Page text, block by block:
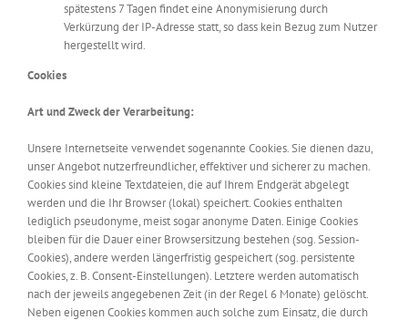
spätestens 7 Tagen findet eine Anonymisierung durch
Verkürzung der IP-Adresse statt, so dass kein Bezug zum Nutzer
hergestellt wird.
Cookies
Art und Zweck der Verarbeitung:
Unsere Internetseite verwendet sogenannte Cookies. Sie dienen dazu,
unser Angebot nutzerfreundlicher, effektiver und sicherer zu machen.
Cookies sind kleine Textdateien, die auf Ihrem Endgerät abgelegt
werden und die Ihr Browser (lokal) speichert. Cookies enthalten
lediglich pseudonyme, meist sogar anonyme Daten. Einige Cookies
bleiben für die Dauer einer Browsersitzung bestehen (sog. Session-
Cookies), andere werden längerfristig gespeichert (sog. persistente
Cookies, z. B. Consent-Einstellungen). Letztere werden automatisch
nach der jeweils angegebenen Zeit (in der Regel 6 Monate) gelöscht.
Neben eigenen Cookies kommen auch solche zum Einsatz, die durch